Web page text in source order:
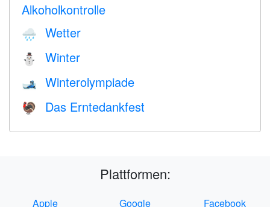
Alkoholkontrolle
🌧 Wetter
⛄ Winter
🎿 Winterolympiade
🦃 Das Erntedankfest
Plattformen:
Apple Google
Facebook